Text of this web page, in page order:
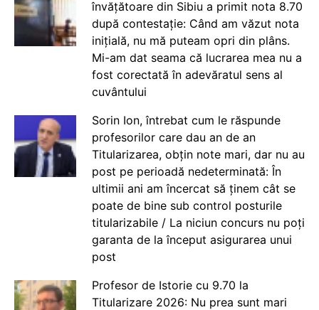
învățătoare din Sibiu a primit nota 8.70
după contestație: Când am văzut nota
inițială, nu mă puteam opri din plâns.
Mi-am dat seama că lucrarea mea nu a
fost corectată în adevăratul sens al
cuvântului
Sorin Ion, întrebat cum le răspunde
profesorilor care dau an de an
Titularizarea, obțin note mari, dar nu au
post pe perioadă nedeterminată: În
ultimii ani am încercat să ținem cât se
poate de bine sub control posturile
titularizabile / La niciun concurs nu poți
garanta de la început asigurarea unui
post
Profesor de Istorie cu 9.70 la
Titularizare 2026: Nu prea sunt mari